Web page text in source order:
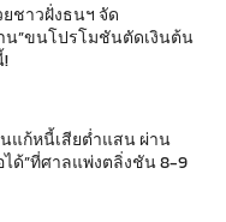
ชาวฝั่งธนฯ จัด
น”ขนโปรโมชันตัดเงินต้น
!
แก้หนี้เสียต่ำแสน ผ่าน
ได้”ที่ศาลแพ่งตลิ่งชัน 8-9